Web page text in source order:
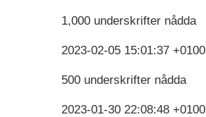
1,000 underskrifter nådda
2023-02-05 15:01:37 +0100
500 underskrifter nådda
2023-01-30 22:08:48 +0100